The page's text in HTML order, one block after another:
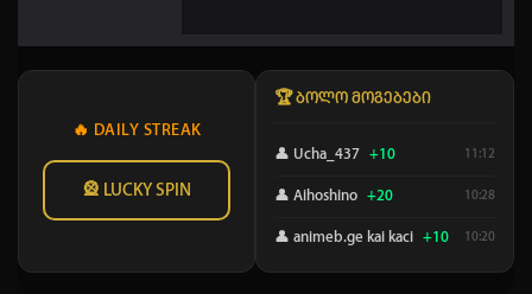
🔥 DAILY STREAK
🎡 LUCKY SPIN
🏆 ბოლო მოგებები
👤 Ucha_437 +10 11:12
👤 Aihoshino +20 10:28
👤 animeb.ge kai kaci +10 10:20